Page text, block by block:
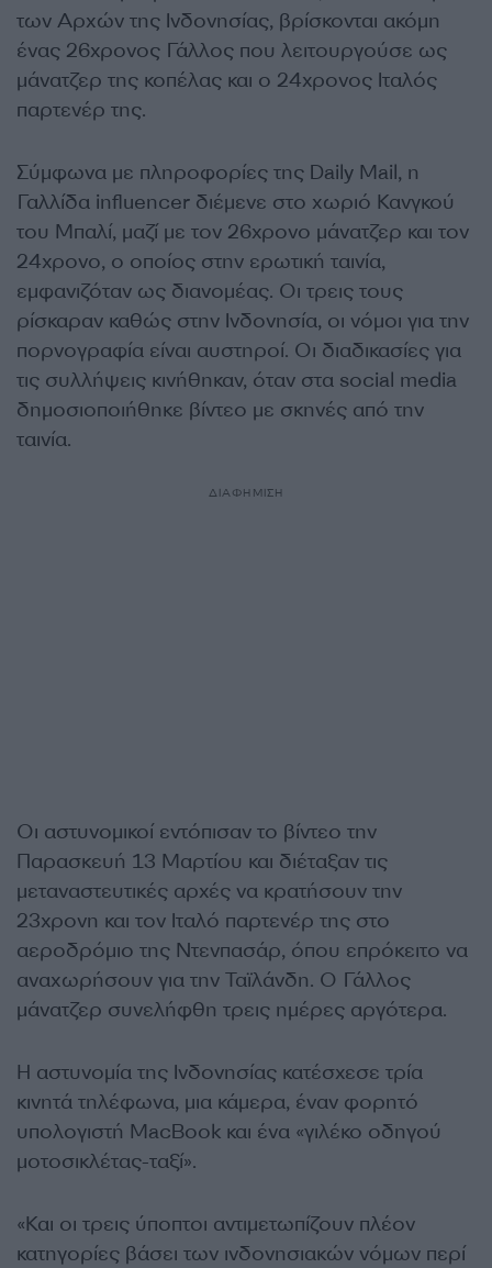
των Αρχών της Ινδονησίας, βρίσκονται ακόμη
ένας 26χρονος Γάλλος που λειτουργούσε ως
μάνατζερ της κοπέλας και ο 24χρονος Ιταλός
παρτενέρ της.
Σύμφωνα με πληροφορίες της Daily Mail, η
Γαλλίδα influencer διέμενε στο χωριό Κανγκού
του Μπαλί, μαζί με τον 26χρονο μάνατζερ και τον
24χρονο, ο οποίος στην ερωτική ταινία,
εμφανιζόταν ως διανομέας. Οι τρεις τους
ρίσκαραν καθώς στην Ινδονησία, οι νόμοι για την
πορνογραφία είναι αυστηροί. Οι διαδικασίες για
τις συλλήψεις κινήθηκαν, όταν στα social media
δημοσιοποιήθηκε βίντεο με σκηνές από την
ταινία.
ΔΙΑΦΗΜΙΣΗ
Οι αστυνομικοί εντόπισαν το βίντεο την
Παρασκευή 13 Μαρτίου και διέταξαν τις
μεταναστευτικές αρχές να κρατήσουν την
23χρονη και τον Ιταλό παρτενέρ της στο
αεροδρόμιο της Ντενπασάρ, όπου επρόκειτο να
αναχωρήσουν για την Ταϊλάνδη. Ο Γάλλος
μάνατζερ συνελήφθη τρεις ημέρες αργότερα.
Η αστυνομία της Ινδονησίας κατέσχεσε τρία
κινητά τηλέφωνα, μια κάμερα, έναν φορητό
υπολογιστή MacBook και ένα «γιλέκο οδηγού
μοτοσικλέτας-ταξί».
«Και οι τρεις ύποπτοι αντιμετωπίζουν πλέον
κατηγορίες βάσει των ινδονησιακών νόμων περί